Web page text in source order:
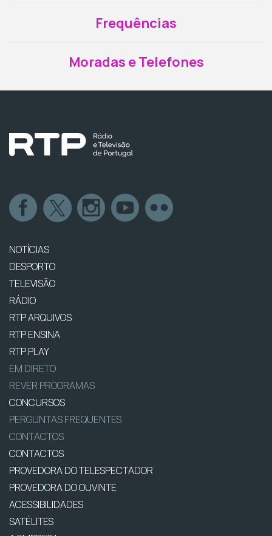
Frequências
Moradas e Telefones
NOTÍCIAS
DESPORTO
TELEVISÃO
RÁDIO
RTP ARQUIVOS
RTP ENSINA
RTP PLAY
EM DIRETO
REVER PROGRAMAS
CONCURSOS
PERGUNTAS FREQUENTES
CONTACTOS
CONTACTOS
PROVEDORA DO TELESPECTADOR
PROVEDORA DO OUVINTE
ACESSIBILIDADES
SATÉLITES